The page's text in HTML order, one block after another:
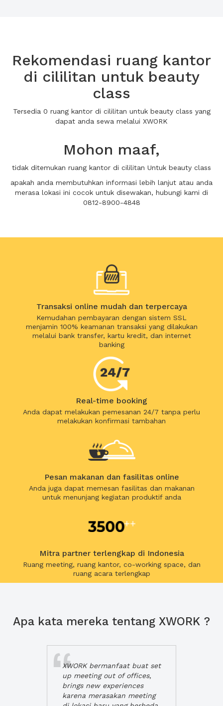
Rekomendasi ruang kantor
di cililitan untuk beauty
class
Tersedia 0 ruang kantor di cililitan untuk beauty class yang
dapat anda sewa melalui XWORK
Mohon maaf,
tidak ditemukan ruang kantor di cililitan Untuk beauty class
apakah anda membutuhkan informasi lebih lanjut atau anda
merasa lokasi ini cocok untuk disewakan, hubungi kami di
0812-8900-4848
Transaksi online mudah dan terpercaya
Kemudahan pembayaran dengan sistem SSL
menjamin 100% keamanan transaksi yang dilakukan
melalui bank transfer, kartu kredit, dan internet
banking
Real-time booking
Anda dapat melakukan pemesanan 24/7 tanpa perlu
melakukan konfirmasi tambahan
Pesan makanan dan fasilitas online
Anda juga dapat memesan fasilitas dan makanan
untuk menunjang kegiatan produktif anda
Mitra partner terlengkap di Indonesia
Ruang meeting, ruang kantor, co-working space, dan
ruang acara terlengkap
Apa kata mereka tentang XWORK ?
XWORK bermanfaat buat set
up meeting out of offices,
brings new experiences
karena merasakan meeting